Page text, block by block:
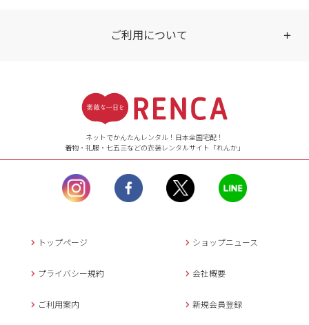
ご利用について
【ご注文（インターネット）】
24時間年中無休
【お問い合わせ窓口（メー
ル）】10:00~17:00
土曜日、日曜日、臨
時休業日を除く。
営業時間外にいただ
返信させていただきま
年末年始、大型連休
ネットでかんたんレンタル！日本全国宅配！
着物・礼服・七五三などの衣装レンタルサイト「れんか」
トップページ ショップニュース
プライバシー規約 会社概要
ご利用案内 新規会員登録